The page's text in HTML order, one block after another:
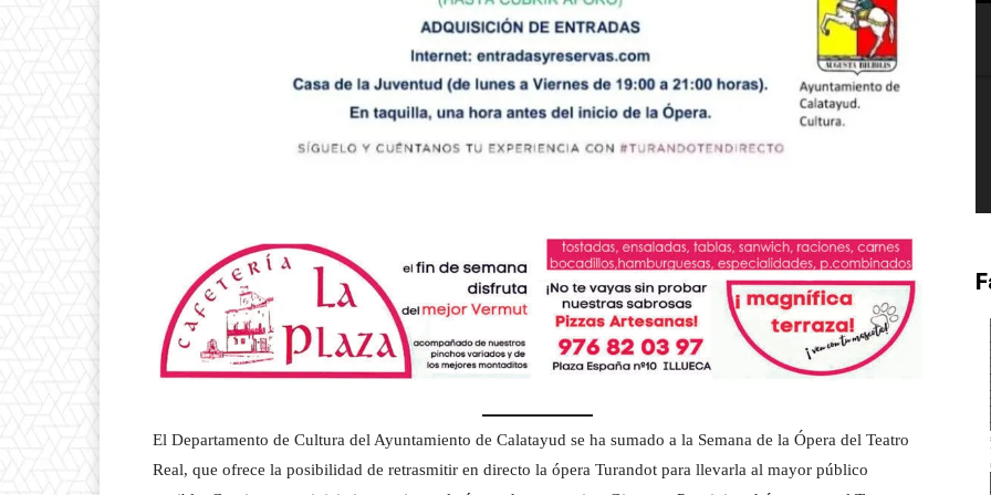
El Departamento de Cultura del Ayuntamiento de Calatayud se ha sumado a la Semana de la Ópera del Teatro
Real, que ofrece la posibilidad de retrasmitir en directo la ópera Turandot para llevarla al mayor público